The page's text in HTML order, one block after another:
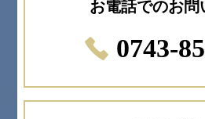
お電話でのお問
0743-